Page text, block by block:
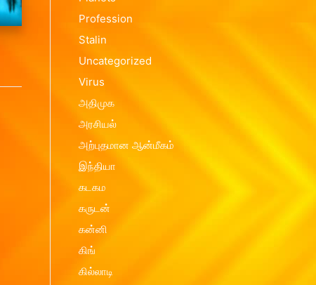
Vasthu Complete Planning
Profession
Stalin
Uncategorized
Virus
அதிமுக
அரசியல்
அற்புதமான ஆன்மீகம்
இந்தியா
கடகம
கருடன்
கன்னி
கிங்
கில்லாடி